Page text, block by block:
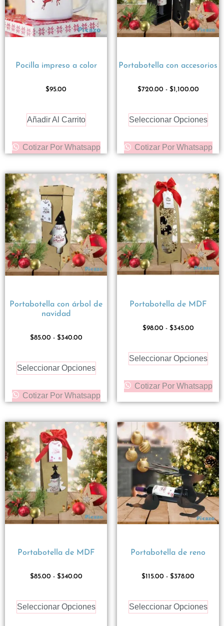
Pocilla impreso a color
$95.00
Añadir Al Carrito
Cotizar Por Whatsapp
Portabotella con accesorios
$720.00 - $1,100.00
Seleccionar Opciones
Cotizar Por Whatsapp
Portabotella con árbol de
navidad
$85.00 - $340.00
Seleccionar Opciones
Cotizar Por Whatsapp
Portabotella de MDF
$98.00 - $345.00
Seleccionar Opciones
Cotizar Por Whatsapp
Portabotella de MDF
$85.00 - $340.00
Seleccionar Opciones
Portabotella de reno
$115.00 - $378.00
Seleccionar Opciones